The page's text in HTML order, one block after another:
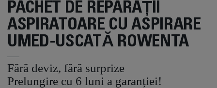
PACHET DE REPARAȚII
ASPIRATOARE CU ASPIRARE
UMED-USCATĂ ROWENTA
Fără deviz, fără surprize
Prelungire cu 6 luni a garanției!